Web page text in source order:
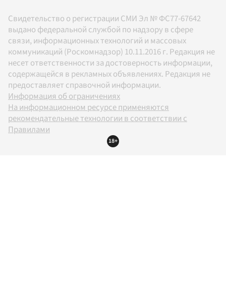
Свидетельство о регистрации СМИ Эл № ФС77-67642
выдано федеральной службой по надзору в сфере
связи, информационных технологий и массовых
коммуникаций (Роскомнадзор) 10.11.2016 г. Редакция не
несет ответственности за достоверность информации,
содержащейся в рекламных объявлениях. Редакция не
предоставляет справочной информации.
Информация об ограничениях
На информационном ресурсе применяются
рекомендательные технологии в соответствии с
Правилами
18+